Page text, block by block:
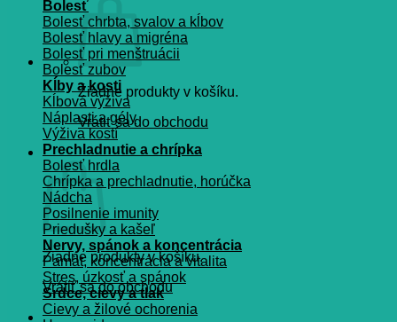
Žiadne produkty v košíku.
Vrátiť sa do obchodu
Košík
Žiadne produkty v košíku.
Vrátiť sa do obchodu
Bolesť
Bolesť chrbta, svalov a kĺbov
Bolesť hlavy a migréna
Bolesť pri menštruácii
Bolesť zubov
Kĺby a kosti
Kĺbová výživa
Náplasti a gély
Výživa kostí
Prechladnutie a chrípka
Bolesť hrdla
Chrípka a prechladnutie, horúčka
Nádcha
Posilnenie imunity
Priedušky a kašeľ
Nervy, spánok a koncentrácia
Pamät, koncentrácia a vitalita
Stres, úzkosť a spánok
Srdce, cievy a tlak
Cievy a žilové ochorenia